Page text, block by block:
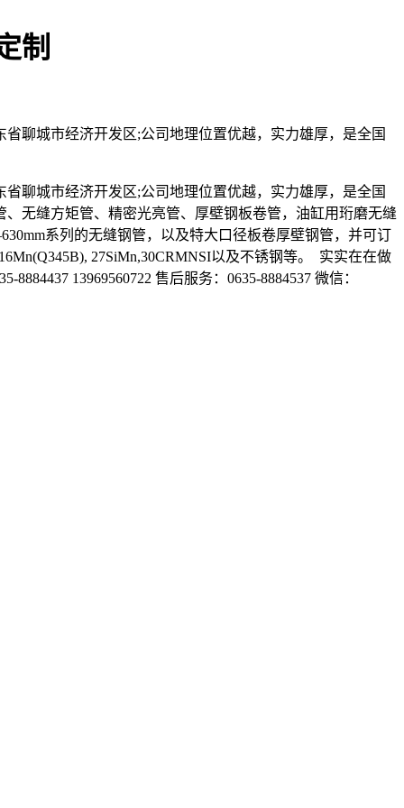
制
聊城市经济开发区;公司地理位置优越，实力雄厚，是全国
聊城市经济开发区;公司地理位置优越，实力雄厚，是全国
无缝方矩管、精密光亮管、厚壁钢板卷管，油缸用珩磨无缝
系列的无缝钢管，以及特大口径板卷厚壁钢管，并可订
27SiMn,30CRMNSI以及不锈钢等。 实实在在做
13969560722 售后服务：0635-8884537 微信：